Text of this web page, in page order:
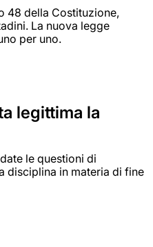
48 della Costituzione,
La nuova legge
per uno.
legittima la
le questioni di
disciplina in materia di fine